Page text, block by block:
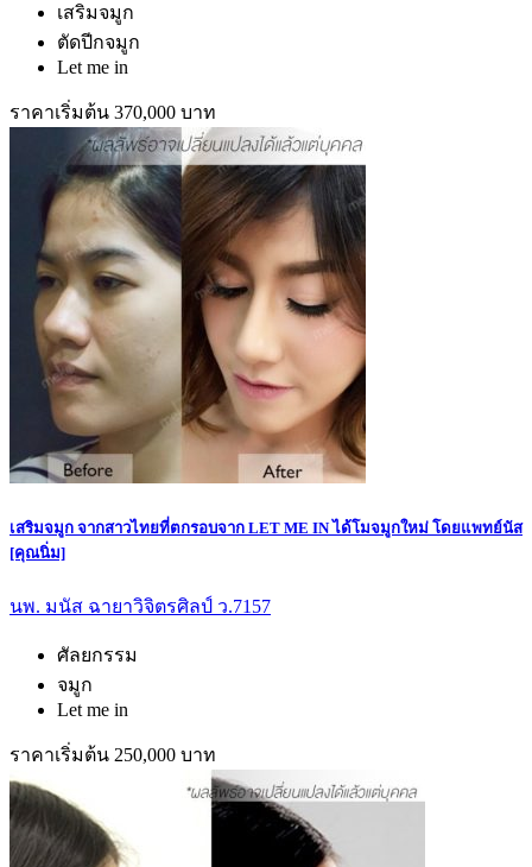
เสริมจมูก
ตัดปีกจมูก
Let me in
ราคาเริ่มต้น 370,000 บาท
เสริมจมูก จากสาวไทยที่ตกรอบจาก LET ME IN ได้โมจมูกใหม่ โดยแพทย์นัส
[คุณนิ่ม]
นพ. มนัส ฉายาวิจิตรศิลป์ ว.7157
ศัลยกรรม
จมูก
Let me in
ราคาเริ่มต้น 250,000 บาท